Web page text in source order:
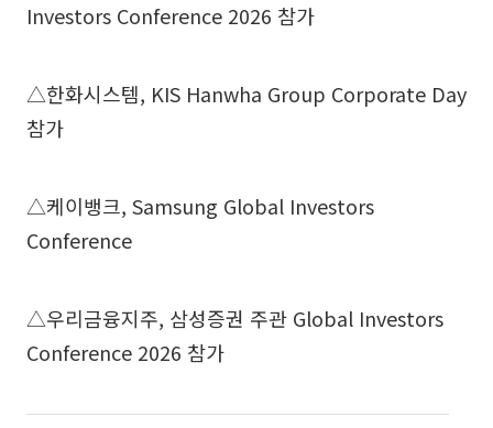
Investors Conference 2026 참가
△한화시스템, KIS Hanwha Group Corporate Day
참가
△케이뱅크, Samsung Global Investors
Conference
△우리금융지주, 삼성증권 주관 Global Investors
Conference 2026 참가